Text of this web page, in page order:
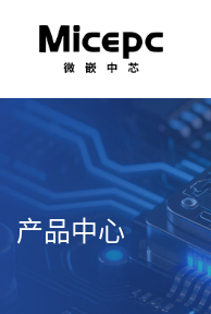
产品中心